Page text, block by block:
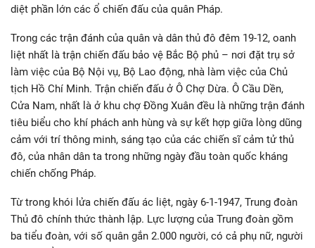
diệt phần lớn các ổ chiến đấu của quân Pháp.
Trong các trận đánh của quân và dân thủ đô đêm 19-12, oanh
liệt nhất là trận chiến đấu bảo vệ Bắc Bộ phủ – nơi đặt trụ sở
làm việc của Bộ Nội vụ, Bộ Lao động, nhà làm việc của Chủ
tịch Hồ Chí Minh. Trận chiến đấu ở Ô Chợ Dừa. Ô Cầu Dền,
Cửa Nam, nhất là ở khu chợ Đồng Xuân đều là những trận đánh
tiêu biểu cho khí phách anh hùng và sự kết hợp giữa lòng dũng
cảm với trí thông minh, sáng tạo của các chiến sĩ cảm tử thủ
đô, của nhân dân ta trong những ngày đầu toàn quốc kháng
chiến chống Pháp.
Từ trong khói lửa chiến đấu ác liệt, ngày 6-1-1947, Trung đoàn
Thủ đô chính thức thành lập. Lực lượng của Trung đoàn gồm
ba tiểu đoàn, với số quân gắn 2.000 người, có cả phụ nữ, người